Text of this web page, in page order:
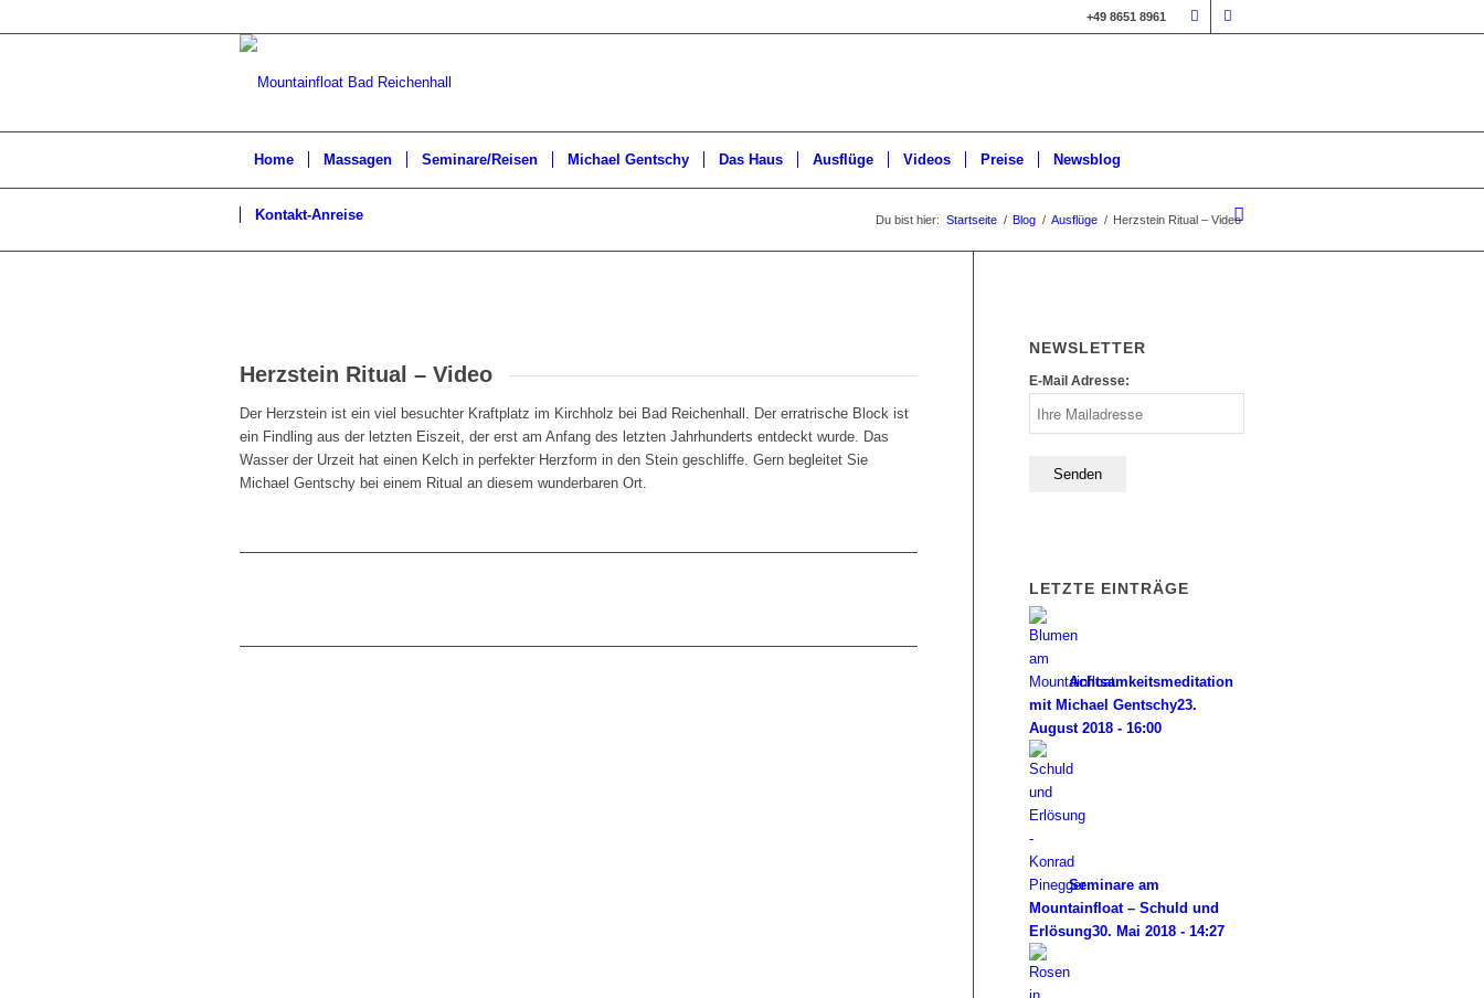
+49 8651 8961
Home Massagen Seminare/Reisen Michael Gentschy Das Haus Ausflüge Videos Preise Newsblog
Kontakt-Anreise Du bist hier: Startseite / Blog / Ausflüge / Herzstein Ritual – Video
Herzstein Ritual – Video
Der Herzstein ist ein viel besuchter Kraftplatz im Kirchholz bei Bad Reichenhall. Der erratrische Block ist
ein Findling aus der letzten Eiszeit, der erst am Anfang des letzten Jahrhunderts entdeckt wurde. Das
Wasser der Urzeit hat einen Kelch in perfekter Herzform in den Stein geschliffe. Gern begleitet Sie
Michael Gentschy bei einem Ritual an diesem wunderbaren Ort.
NEWSLETTER
E-Mail Adresse:
LETZTE EINTRÄGE
Achtsamkeitsmeditation
mit Michael Gentschy23.
August 2018 - 16:00
Seminare am
Mountainfloat – Schuld und
Erlösung30. Mai 2018 - 14:27